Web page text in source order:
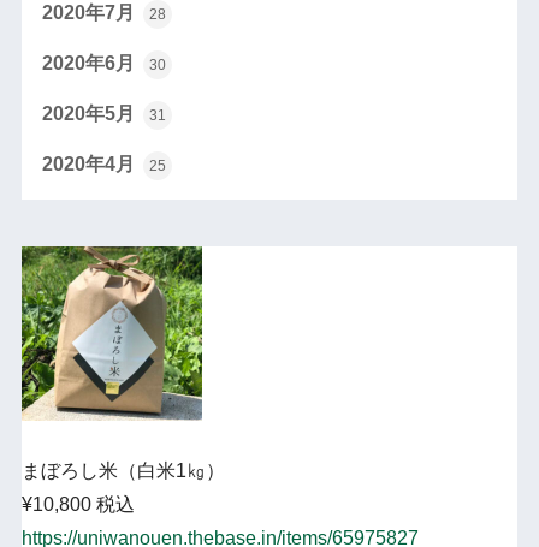
2020年7月 28
2020年6月 30
2020年5月 31
2020年4月 25
まぼろし米（白米1㎏）
¥10,800 税込
https://uniwanouen.thebase.in/items/65975827